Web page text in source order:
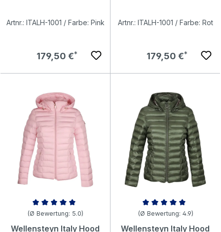
Artnr.: ITALH-1001 / Farbe: Pink
Regulärer Preis:
179,50 €
Artnr.: ITALH-1001 / Farbe: Rot
Regulärer Preis:
179,50 €
Durchschnittliche Bewertung von 5 von 5 Sternen
(Ø Bewertung: 5.0)
Wellensteyn Italy Hood
Durchschnittliche Bewertung
(Ø Bewertung: 4.9)
Wellensteyn Italy Hood